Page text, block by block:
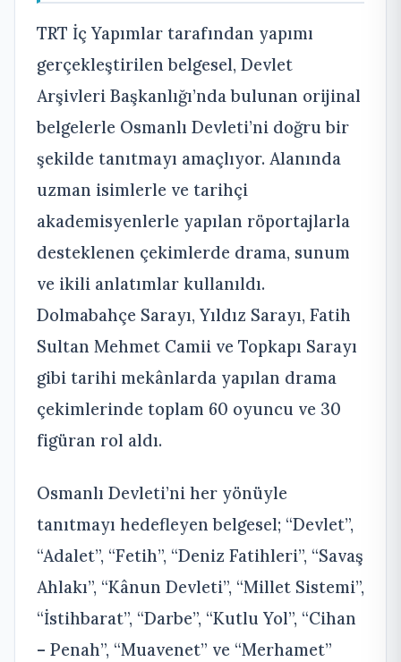
TRT İç Yapımlar tarafından yapımı
gerçekleştirilen belgesel, Devlet
Arşivleri Başkanlığı’nda bulunan orijinal
belgelerle Osmanlı Devleti’ni doğru bir
şekilde tanıtmayı amaçlıyor. Alanında
uzman isimlerle ve tarihçi
akademisyenlerle yapılan röportajlarla
desteklenen çekimlerde drama, sunum
ve ikili anlatımlar kullanıldı.
Dolmabahçe Sarayı, Yıldız Sarayı, Fatih
Sultan Mehmet Camii ve Topkapı Sarayı
gibi tarihi mekânlarda yapılan drama
çekimlerinde toplam 60 oyuncu ve 30
figüran rol aldı.
Osmanlı Devleti’ni her yönüyle
tanıtmayı hedefleyen belgesel; “Devlet”,
“Adalet”, “Fetih”, “Deniz Fatihleri”, “Savaş
Ahlakı”, “Kânun Devleti”, “Millet Sistemi”,
“İstihbarat”, “Darbe”, “Kutlu Yol”, “Cihan
– Penah”, “Muavenet” ve “Merhamet”